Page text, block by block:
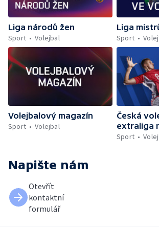
Liga národů žen
Sport
Volejbal
Liga
Sport
Volejbalový magazín
Sport
Volejbal
Česká
extraliga
Sport
Napište nám
Otevřít
kontaktní
formulář